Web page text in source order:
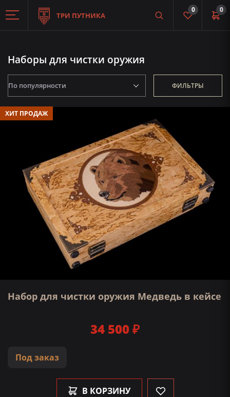
ТРИ ПУТНИКА
0
0
Наборы для чистки оружия
ФИЛЬТРЫ
ХИТ ПРОДАЖ
Набор для чистки оружия Медведь в кейсе
Под заказ
34 500 ₽
В КОРЗИНУ